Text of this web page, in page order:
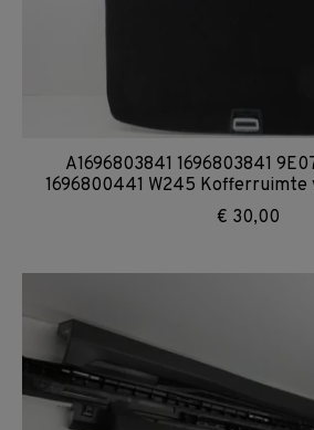
A1696803841 1696803841
1696800441 W245 Kofferruimte
€ 30,00